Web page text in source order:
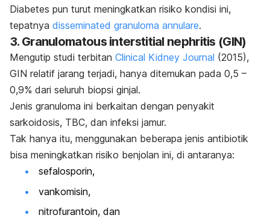
Diabetes pun turut meningkatkan risiko kondisi ini,
tepatnya disseminated granuloma annulare.
3. Granulomatous interstitial nephritis (GIN)
Mengutip studi terbitan Clinical Kidney Journal (2015),
GIN relatif jarang terjadi, hanya ditemukan pada 0,5 –
0,9% dari seluruh biopsi ginjal.
Jenis granuloma ini berkaitan dengan penyakit
sarkoidosis, TBC, dan infeksi jamur.
Tak hanya itu, menggunakan beberapa jenis antibiotik
bisa meningkatkan risiko benjolan ini, di antaranya:
sefalosporin,
vankomisin,
nitrofurantoin, dan